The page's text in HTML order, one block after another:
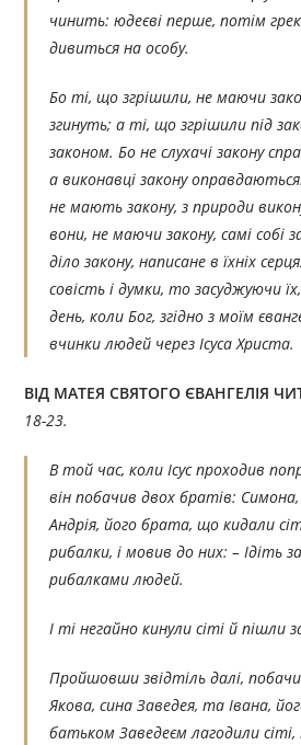
чинить: юдеєві перше, потім
дивиться на особу.
Бо ті, що згрішили, не маючи
згинуть; а ті, що згрішили під
законом. Бо не слухачі закону
а виконавці закону
не мають закону, з природи
вони, не маючи закону, самі собі
діло закону, написане в їхніх
совість і думки, то засуджуючи
день, коли Бог, згідно з моїм
вчинки людей через Ісуса Христа.
ВІД МАТЕЯ СВЯТОГО ЄВАНГЕЛІЯ
18-23.
В той час, коли Ісус проходив
він побачив двох братів:
Андрія, його брата, що кидали
рибалки, і мовив до них: – Ідіть
рибалками людей.
І ті негайно кинули сіті й пішли
Пройшовши звідтіль далі,
Якова, сина Заведея, та Івана,
батьком Заведеєм лагодили сіті,